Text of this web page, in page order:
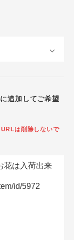
追加してご希望
は削除しないで